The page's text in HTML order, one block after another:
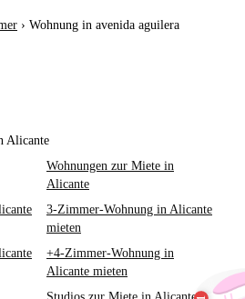
› Wohnung in avenida aguilera
Alicante
Wohnungen zur Miete in
Alicante
3-Zimmer-Wohnung in Alicante
mieten
+4-Zimmer-Wohnung in
Alicante mieten